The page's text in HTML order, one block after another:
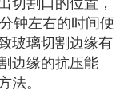
钟左右的时间便
玻璃切割边缘有
边缘的抗压能
法。